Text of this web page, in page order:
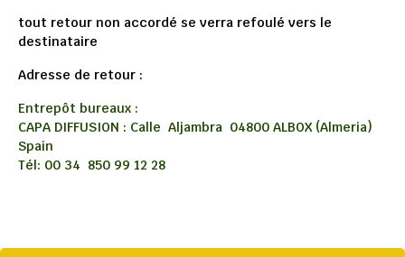
tout retour non accordé se verra refoulé vers le
destinataire
Adresse de retour :
Entrepôt bureaux :
CAPA DIFFUSION : Calle Aljambra 04800 ALBOX (Almeria)
Spain
Tél: 00 34 850 99 12 28